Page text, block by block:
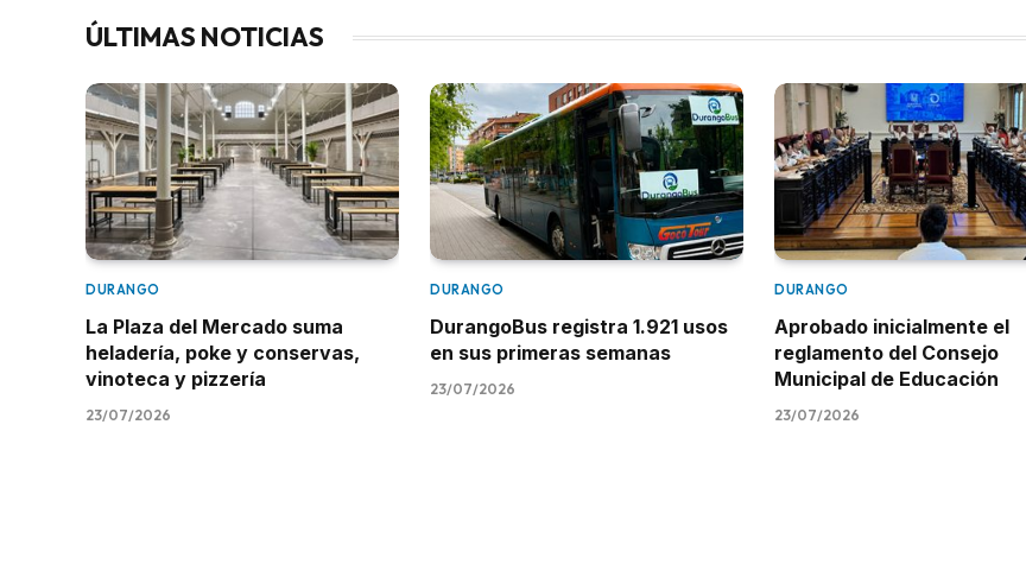
ÚLTIMAS NOTICIAS
DURANGO
La Plaza del Mercado suma
heladería, poke y conservas,
vinoteca y pizzería
23/07/2026
DURANGO
DurangoBus registra 1.921 usos
en sus primeras semanas
23/07/2026
DURANGO
Aprobado inicialmente el
reglamento del Consejo
Municipal de Educación
23/07/2026